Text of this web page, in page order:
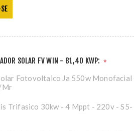
SOLAR FV WIN - 81,40 KWP: *
Fotovoltaico Ja 550w Monofacial
Mr
Trifasico 30kw - 4 Mppt - 220v - S5-